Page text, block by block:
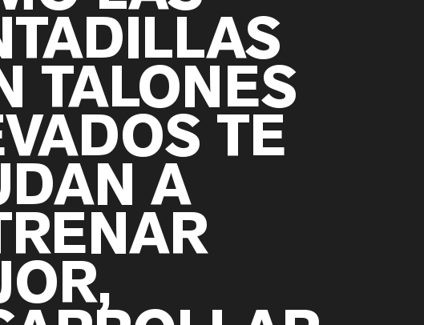
TALONES
TE
A